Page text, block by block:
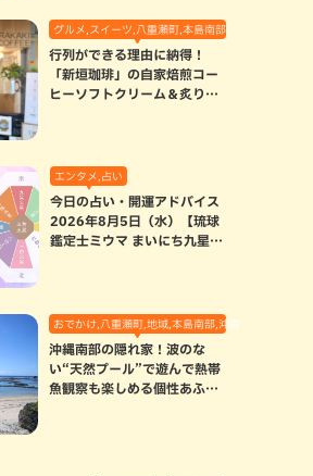
グルメ,スイーツ,八重瀬町,本島南部
行列ができる理由に納得！
「新垣珈琲」の自家焙煎コー
ヒーソフトクリーム＆炙りマ
エンタメ,占い
今日の占い・開運アドバイス
2026年8月5日（水）【琉球
鑑定士ミウマ まいにち九星気
おでかけ,八重瀬町,地域,本島南部,沖縄の海,自然
沖縄南部の隠れ家！波のな
い“天然プール”で遊んで熱帯
魚観察も楽しめる個性あふれ